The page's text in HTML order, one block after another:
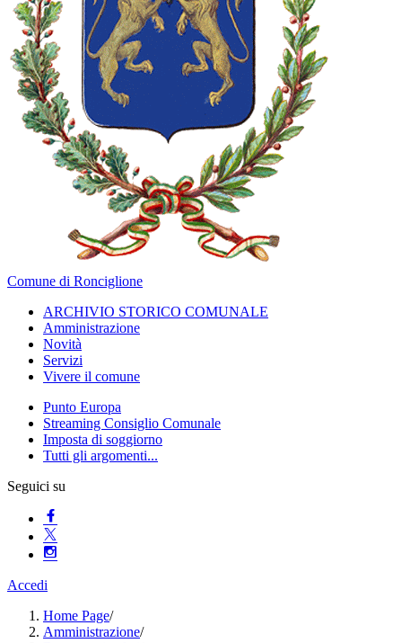
Comune di Ronciglione
ARCHIVIO STORICO COMUNALE
Amministrazione
Novità
Servizi
Vivere il comune
Punto Europa
Streaming Consiglio Comunale
Imposta di soggiorno
Tutti gli argomenti...
Seguici su
Accedi
Home Page/
Amministrazione/